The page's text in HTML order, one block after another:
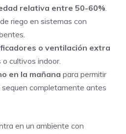
relativa entre 50-60%.
riego en sistemas con
o ventilación extra
cultivos indoor.
en la mañana para permitir
sequen completamente antes
en un ambiente con